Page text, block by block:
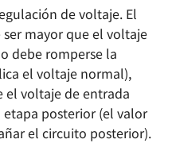
de voltaje. El
mayor que el voltaje
debe romperse la
el voltaje normal),
el voltaje de entrada
posterior (el valor
el circuito posterior).